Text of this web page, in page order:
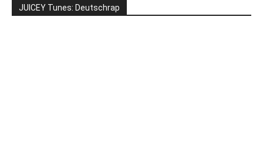
JUICEY Tunes: Deutschrap